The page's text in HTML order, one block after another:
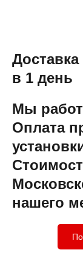
в 1 день
Мы
Оплата
нашего